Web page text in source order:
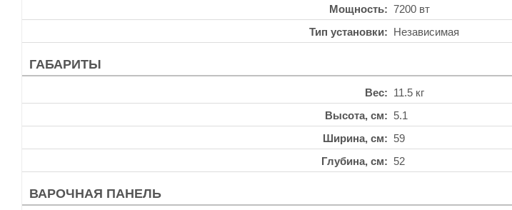
Мощность
7200 вт
Тип установки
Независимая
ГАБАРИТЫ
Вес
11.5 кг
Высота, см
5.1
Ширина, см
59
Глубина, см
52
ВАРОЧНАЯ ПАНЕЛЬ